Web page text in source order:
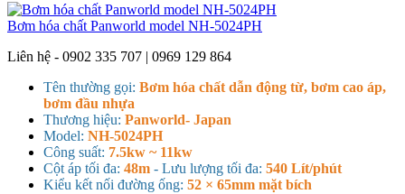
Bơm hóa chất Panworld model NH-5024PH
Liên hệ - 0902 335 707 | 0969 129 864
Tên thường gọi: Bơm hóa chất dẫn động từ, bơm cao áp,
bơm đầu nhựa
Thương hiệu: Panworld- Japan
Model: NH-5024PH
Công suất: 7.5kw ~ 11kw
Cột áp tối đa: 48m - Lưu lượng tối đa: 540 Lít/phút
Kiểu kết nối đường ống: 52 × 65mm mặt bích